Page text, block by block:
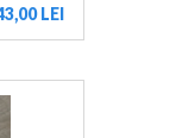
LEI